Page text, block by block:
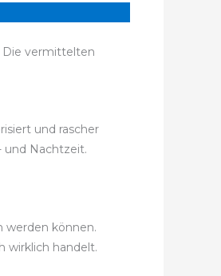
Die vermittelten
und rascher
und Nachtzeit.
werden können.
wirklich handelt.